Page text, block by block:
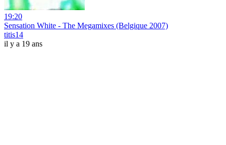
19:20
Sensation White - The Megamixes (Belgique 2007)
titis14
il y a 19 ans